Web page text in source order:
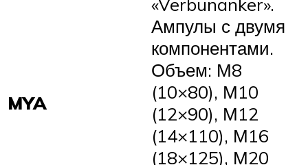
MYA
Ампулы с двумя
компонентами.
Объем: М8
(10×80), М10
(12×90), М12
(14×110), М16
(18×125), М20